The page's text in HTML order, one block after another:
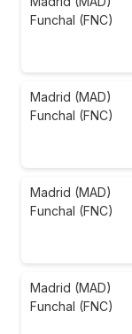
Funchal (FNC)
Madrid (MAD)
Funchal (FNC)
Madrid (MAD)
Funchal (FNC)
Madrid (MAD)
Funchal (FNC)